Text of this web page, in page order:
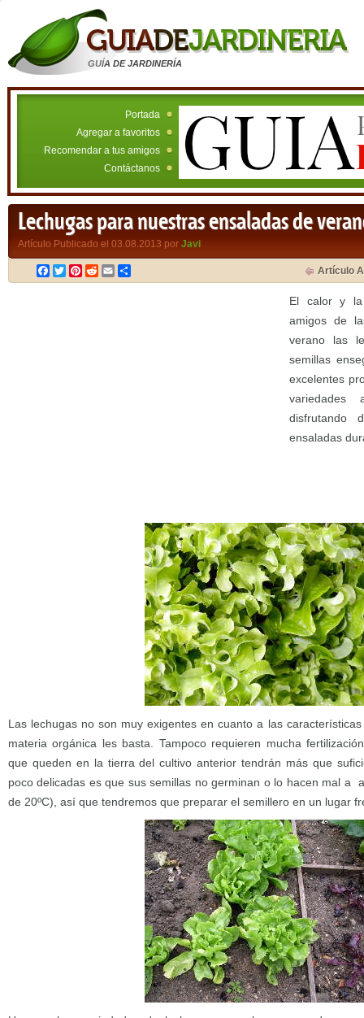
GUÍA DE JARDINERÍA
Portada
Agregar a favoritos
Recomendar a tus amigos
Contáctanos
Lechugas para nuestras ensaladas de
Artículo Publicado el 03.08.2013 por Javi
Facebook
TwitterPinterest
RedditEmail Artículo
El calor y
amigos de
verano las
semillas
excelentes
variedades
disfrutando
ensaladas
Las lechugas no son muy exigentes en cuanto a las
materia orgánica les basta. Tampoco requieren mucha
que queden en la tierra del cultivo anterior tendrán más que
poco delicadas es que sus semillas no germinan o lo hacen mal a
de 20ºC), así que tendremos que preparar el semillero en un lugar